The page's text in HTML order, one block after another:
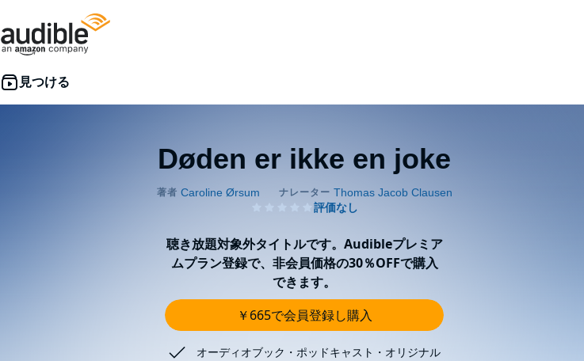
Døden er ikke en joke
聴き放題対象外タイトルです。Audibleプレミア
ムプラン登録で、非会員価格の30％OFFで購入
できます。
￥665で会員登録し購入
オーディオブック・ポッドキャスト・オリジナル